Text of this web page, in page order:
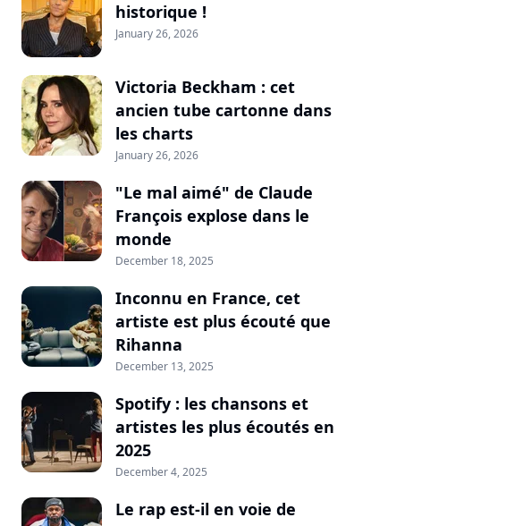
historique !
January 26, 2026
Victoria Beckham : cet
ancien tube cartonne dans
les charts
January 26, 2026
"Le mal aimé" de Claude
François explose dans le
monde
December 18, 2025
Inconnu en France, cet
artiste est plus écouté que
Rihanna
December 13, 2025
Spotify : les chansons et
artistes les plus écoutés en
2025
December 4, 2025
Le rap est-il en voie de